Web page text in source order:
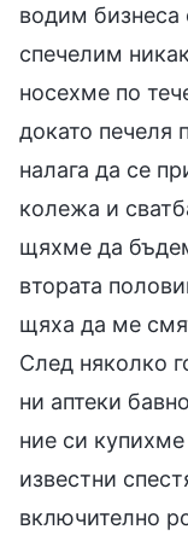
водим бизнеса
спечелим
носехме по
докато печеля
налага да се
колежа и
щяхме да
втората
щяха да ме
След няколко
ни аптеки
ние си
известни
включително